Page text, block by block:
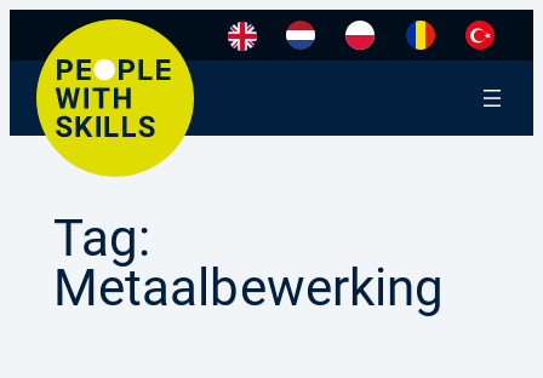
naar
inhoud
Tag:
Metaalbewerking